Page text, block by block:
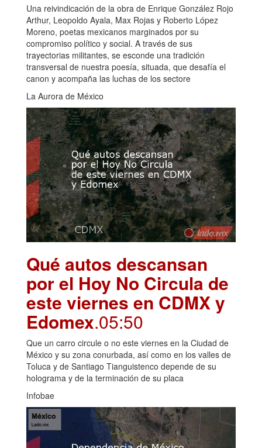
Una reivindicación de la obra de Enrique González Rojo
Arthur, Leopoldo Ayala, Max Rojas y Roberto López
Moreno, poetas mexicanos marginados por su
compromiso político y social. A través de sus
trayectorias militantes, se esconde una tradición
transversal de nuestra poesía, situada, que desafía el
canon y acompaña las luchas de los sectore
La Aurora de México
Qué autos descansan
por el Hoy No Circula de
este viernes en CDMX y
Edomex.05:50
Que un carro circule o no este viernes en la Ciudad de
México y su zona conurbada, así como en los valles de
Toluca y de Santiago Tianguistenco depende de su
holograma y de la terminación de su placa
Infobae